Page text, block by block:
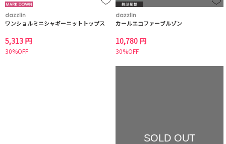
dazzlin
ワンショルミニシャギーニットトップス
5,313 円
30%OFF
dazzlin
カールエコファーブルゾン
10,780 円
30%OFF
SOLD OUT